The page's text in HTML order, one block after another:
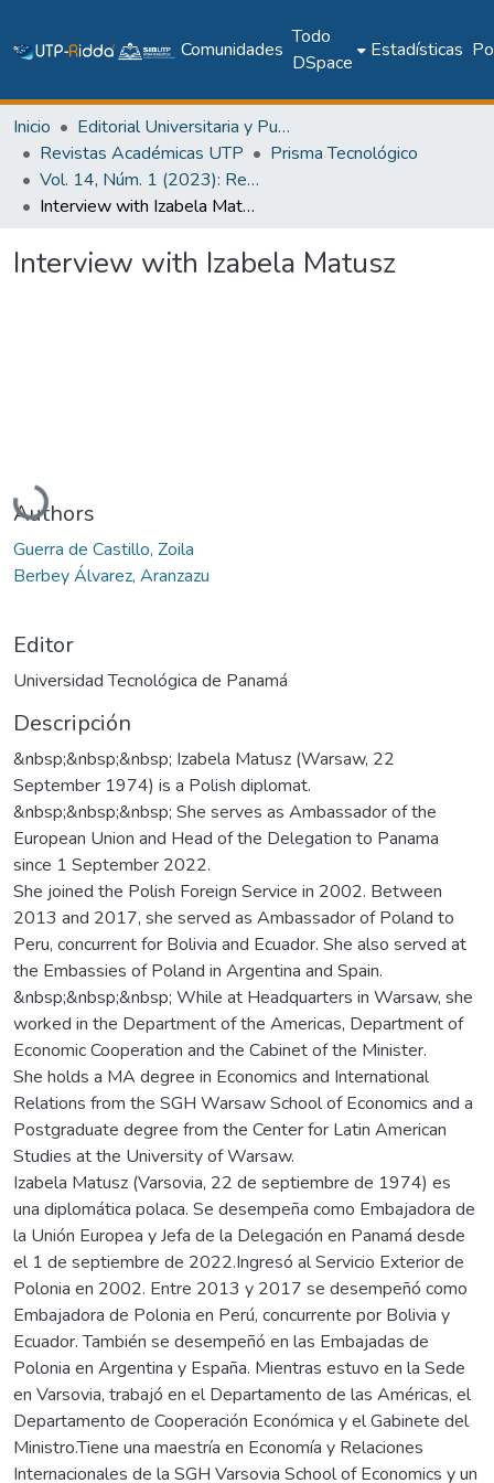
Comunidades
Todo
DSpace
Estadísticas
Inicio
Editorial Universitaria y Publicaciones Seriadas
Revistas Académicas UTP
Prisma Tecnológico
Vol. 14, Núm. 1 (2023): Revista Prisma Tecnológico
Interview with Izabela Matusz
Interview with Izabela Matusz
Cargando...
Authors
Guerra de Castillo, Zoila
Berbey Álvarez, Aranzazu
Editor
Universidad Tecnológica de Panamá
Descripción
&nbsp;&nbsp;&nbsp; Izabela Matusz (Warsaw, 22
September 1974) is a Polish diplomat.
&nbsp;&nbsp;&nbsp; She serves as Ambassador of the
European Union and Head of the Delegation to Panama
since 1 September 2022.
She joined the Polish Foreign Service in 2002. Between
2013 and 2017, she served as Ambassador of Poland to
Peru, concurrent for Bolivia and Ecuador. She also served at
the Embassies of Poland in Argentina and Spain.
&nbsp;&nbsp;&nbsp; While at Headquarters in Warsaw, she
worked in the Department of the Americas, Department of
Economic Cooperation and the Cabinet of the Minister.
She holds a MA degree in Economics and International
Relations from the SGH Warsaw School of Economics and a
Postgraduate degree from the Center for Latin American
Studies at the University of Warsaw.
Izabela Matusz (Varsovia, 22 de septiembre de 1974) es
una diplomática polaca. Se desempeña como Embajadora de
la Unión Europea y Jefa de la Delegación en Panamá desde
el 1 de septiembre de 2022.Ingresó al Servicio Exterior de
Polonia en 2002. Entre 2013 y 2017 se desempeñó como
Embajadora de Polonia en Perú, concurrente por Bolivia y
Ecuador. También se desempeñó en las Embajadas de
Polonia en Argentina y España. Mientras estuvo en la Sede
en Varsovia, trabajó en el Departamento de las Américas, el
Departamento de Cooperación Económica y el Gabinete del
Ministro.Tiene una maestría en Economía y Relaciones
Internacionales de la SGH Varsovia School of Economics y un